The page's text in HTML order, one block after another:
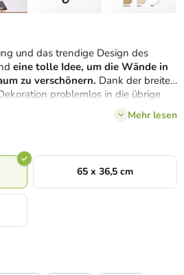
und das trendige Design des
eine tolle Idee, um die Wände in
zu verschönern. Dank der breiten
problemlos in die übrige
Mehr lesen
65 x 36,5 cm